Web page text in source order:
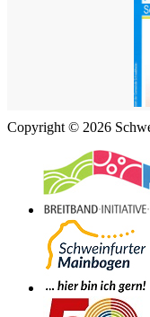
Copyright © 2026